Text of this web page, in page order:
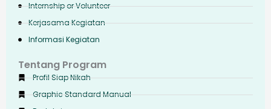
Internship or Volunteer
Kerjasama Kegiatan
Informasi Kegiatan
Tentang Program
Profil Siap Nikah
Graphic Standard Manual